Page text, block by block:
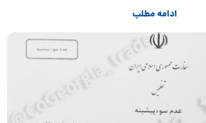
ادامه مطلب